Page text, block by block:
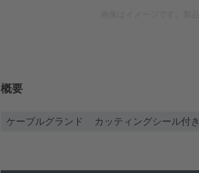
概要
ケーブルグランド カッティングシール付き